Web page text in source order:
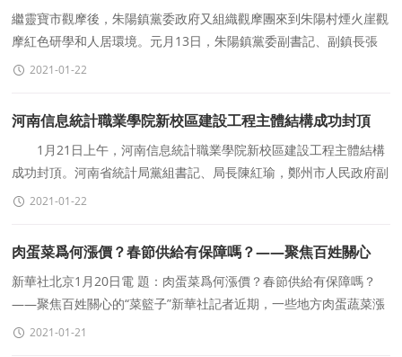
繼靈寶市觀摩後，朱陽鎮黨委政府又組織觀摩團來到朱陽村煙火崖觀
摩紅色研學和人居環境。元月13日，朱陽鎮黨委副書記、副鎮長張
維波率領三套領導班子領導、各村支部書記和部
2021-01-22
河南信息統計職業學院新校區建設工程主體結構成功封頂
1月21日上午，河南信息統計職業學院新校區建設工程主體結構
成功封頂。河南省統計局黨組書記、局長陳紅瑜，鄭州市人民政府副
市長吳福民，河南省統計局黨組成員、副局長馮
2021-01-22
肉蛋菜爲何漲價？春節供給有保障嗎？——聚焦百姓關心
的“菜籃子”
新華社北京1月20日電 題：肉蛋菜爲何漲價？春節供給有保障嗎？
——聚焦百姓關心的“菜籃子”新華社記者近期，一些地方肉蛋蔬菜漲
價明顯，引起公衆廣泛
2021-01-21